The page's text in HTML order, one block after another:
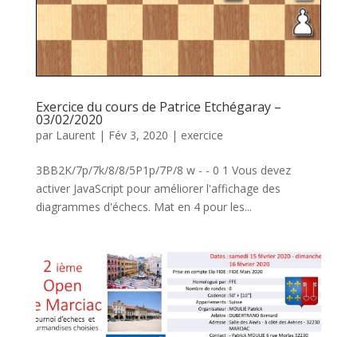
Exercice du cours de Patrice Etchégaray –
03/02/2020
par Laurent| Fév 3, 2020 | exercice
3BB2K/7p/7k/8/8/5P1p/7P/8 w - - 0 1 Vous devez
activer JavaScript pour améliorer l'affichage des
diagrammes d'échecs. Mat en 4 pour les...